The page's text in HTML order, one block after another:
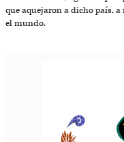
que aquejaron a dicho país,
el mundo.